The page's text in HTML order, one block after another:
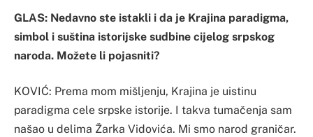
GLAS: Nedavno ste istakli i da je Krajina paradigma,
simbol i suština istorijske sudbine cijelog srpskog
naroda. Možete li pojasniti?
KOVIĆ: Prema mom mišljenju, Krajina je uistinu
paradigma cele srpske istorije. I takva tumačenja sam
našao u delima Žarka Vidovića. Mi smo narod graničar.